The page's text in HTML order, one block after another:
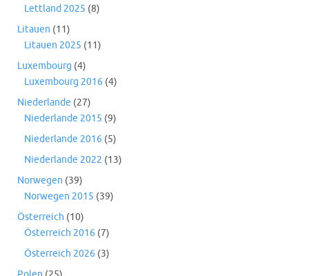
Lettland 2025 (8)
Litauen (11)
Litauen 2025 (11)
Luxembourg (4)
Luxembourg 2016 (4)
Niederlande (27)
Niederlande 2015 (9)
Niederlande 2016 (5)
Niederlande 2022 (13)
Norwegen (39)
Norwegen 2015 (39)
Österreich (10)
Österreich 2016 (7)
Österreich 2026 (3)